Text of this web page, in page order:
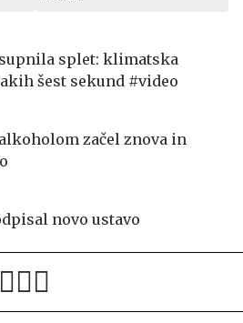
splet: klimatska
šest sekund #video
začel znova in
novo ustavo